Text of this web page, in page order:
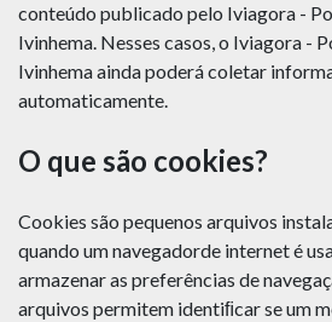
conteúdo publicado pelo Iviagora -
Ivinhema. Nesses casos, o Iviagora -
Ivinhema ainda poderá coletar
automaticamente.
O que são cookies?
Cookies são pequenos arquivos
quando um navegadorde internet é
armazenar as preferências de
arquivos permitem identiﬁcar se um